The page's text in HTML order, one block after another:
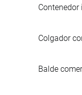
Colgador
Balde